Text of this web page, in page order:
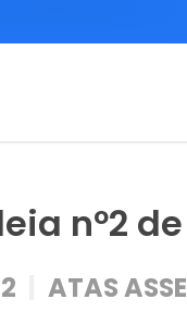
nº2 de
ATAS